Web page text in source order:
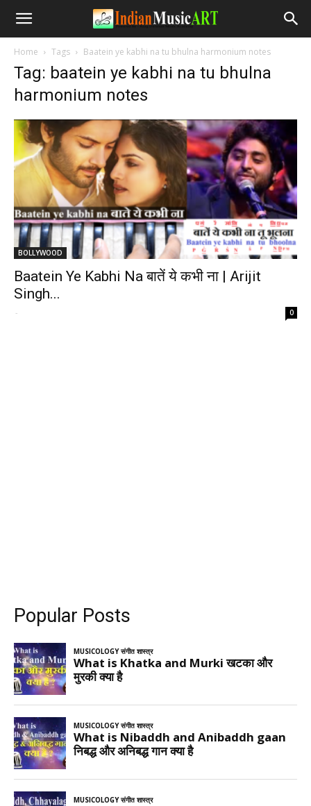
Home Tags Baatein ye kabhi na tu bhulna harmonium notes
Tag: baatein ye kabhi na tu bhulna
harmonium notes
BOLLYWOOD
Baatein Ye Kabhi Na बातें ये कभी ना | Arijit
Singh...
- 0
Popular Posts